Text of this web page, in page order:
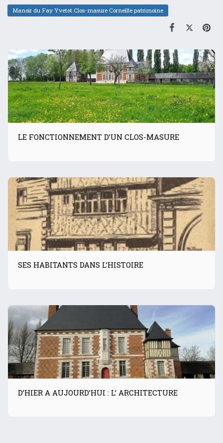
Manoir du Fay Yvetot Clos-masure Corneille patrimoine
LE FONCTIONNEMENT D’UN CLOS-MASURE
SES HABITANTS DANS L’HISTOIRE
D’HIER A AUJOURD’HUI : L’ ARCHITECTURE